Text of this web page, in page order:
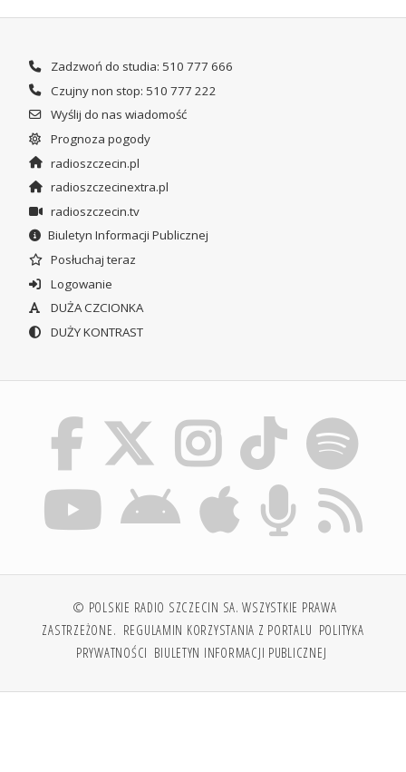
Zadzwoń do studia: 510 777 666
Czujny non stop: 510 777 222
Wyślij do nas wiadomość
Prognoza pogody
radioszczecin.pl
radioszczecinextra.pl
radioszczecin.tv
Biuletyn Informacji Publicznej
Posłuchaj teraz
Logowanie
DUŻA CZCIONKA
DUŻY KONTRAST
© POLSKIE RADIO SZCZECIN SA. WSZYSTKIE PRAWA
ZASTRZEŻONE. REGULAMIN KORZYSTANIA Z PORTALU POLITYKA
PRYWATNOŚCI BIULETYN INFORMACJI PUBLICZNEJ